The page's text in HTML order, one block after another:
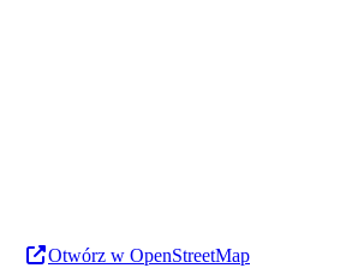
Otwórz w OpenStreetMap